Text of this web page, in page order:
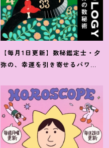
【毎月1日更新】数秘鑑定士・夕
弥の、幸運を引き寄せるパワー